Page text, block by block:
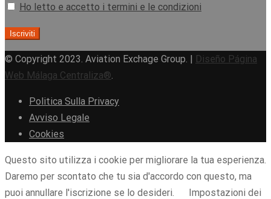
Ho letto e accetto i termini e le condizioni
© Copyright 2023. Aviation Exchage Group. | Diseño Página
Web Málaga Centraliza®
Politica Sulla Privacy
Avviso Legale
Cookies
Questo sito utilizza i cookie per migliorare la tua esperienza.
Daremo per scontato che tu sia d'accordo con questo, ma
puoi annullare l'iscrizione se lo desideri.
Impostazioni dei